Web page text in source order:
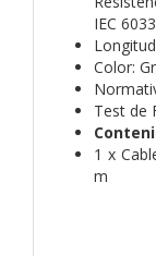
IEC
Color:
Test de
1 x
m